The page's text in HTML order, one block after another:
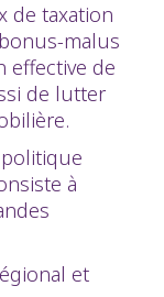
de taxation
malus
effective de
de lutter
à
et